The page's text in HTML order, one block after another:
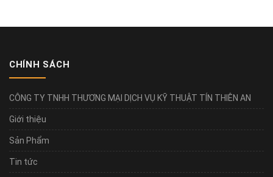
CHÍNH SÁCH
CÔNG TY TNHH THƯƠNG MẠI DỊCH VỤ KỸ THUẬT TÍN THIÊN AN
Giới thiệu
Sản Phẩm
Tin tức